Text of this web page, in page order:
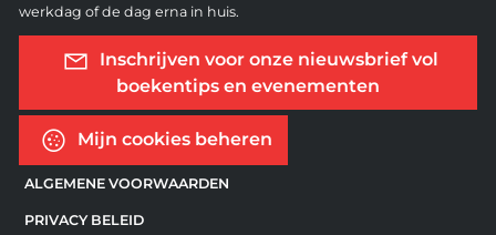
werkdag of de dag erna in huis.
Inschrijven voor onze nieuwsbrief vol
boekentips en evenementen
Mijn cookies beheren
ALGEMENE VOORWAARDEN
PRIVACY BELEID